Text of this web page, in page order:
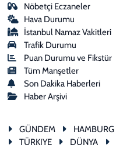
Nöbetçi Eczaneler
Hava Durumu
İstanbul Namaz Vakitleri
Trafik Durumu
Puan Durumu ve Fikstür
Tüm Manşetler
Son Dakika Haberleri
Haber Arşivi
GÜNDEM HAMBURG
TÜRKIYE
DÜNYA